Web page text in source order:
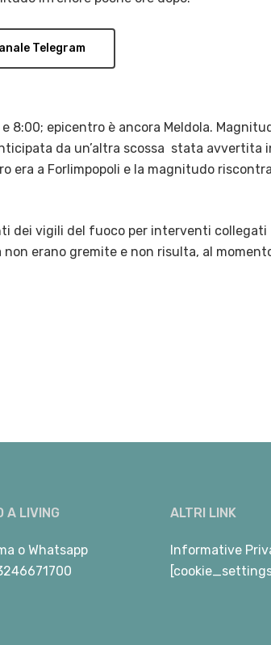
Telegram
8:00; epicentro è ancora Meldola.
da un’altra scossa stata avvertita
era a Forlimpopoli e la magnitudo
dei vigili del fuoco per interventi collegati
erano gremite e non risulta, al
A LIVING
o Whatsapp
ALTRI LINK
Informative